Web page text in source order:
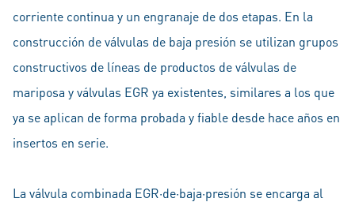
corriente continua y un engranaje de dos etapas. En la
construcción de válvulas de baja presión se utilizan grupos
constructivos de líneas de productos de válvulas de
mariposa y válvulas EGR ya existentes, similares a los que
ya se aplican de forma probada y fiable desde hace años en
insertos en serie.
La válvula combinada EGR·de·baja·presión se encarga al